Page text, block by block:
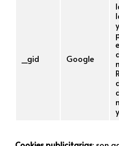
_gid Google